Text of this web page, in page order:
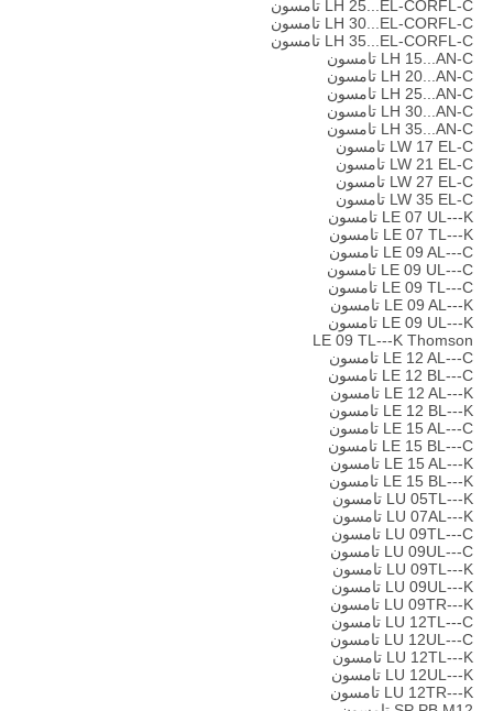
LH 25...EL-CORFL-C تامسون
LH 30...EL-CORFL-C تامسون
LH 35...EL-CORFL-C تامسون
LH 15...AN-C تامسون
LH 20...AN-C تامسون
LH 25...AN-C تامسون
LH 30...AN-C تامسون
LH 35...AN-C تامسون
LW 17 EL-C تامسون
LW 21 EL-C تامسون
LW 27 EL-C تامسون
LW 35 EL-C تامسون
LE 07 UL---K تامسون
LE 07 TL---K تامسون
LE 09 AL---C تامسون
LE 09 UL---C تامسون
LE 09 TL---C تامسون
LE 09 AL---K تامسون
LE 09 UL---K تامسون
LE 09 TL---K Thomson
LE 12 AL---C تامسون
LE 12 BL---C تامسون
LE 12 AL---K تامسون
LE 12 BL---K تامسون
LE 15 AL---C تامسون
LE 15 BL---C تامسون
LE 15 AL---K تامسون
LE 15 BL---K تامسون
LU 05TL---K تامسون
LU 07AL---K تامسون
LU 09TL---C تامسون
LU 09UL---C تامسون
LU 09TL---K تامسون
LU 09UL---K تامسون
LU 09TR---K تامسون
LU 12TL---C تامسون
LU 12UL---C تامسون
LU 12TL---K تامسون
LU 12UL---K تامسون
LU 12TR---K تامسون